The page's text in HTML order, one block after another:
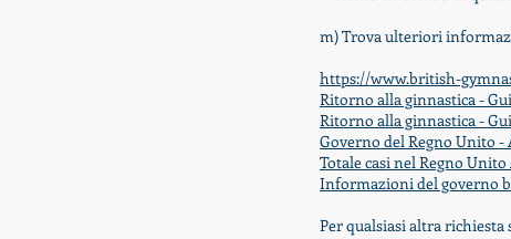
m) Trova ulteriori
https://www.british-
Ritorno alla ginnastica -
Ritorno alla ginnastica -
Governo del Regno Unito -
Totale casi nel Regno
Informazioni del governo
Per qualsiasi altra